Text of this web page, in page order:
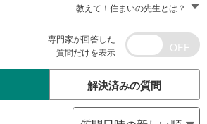
教えて！住まいの先生とは？
専門家が回答した
質問だけを表示
解決済みの質問